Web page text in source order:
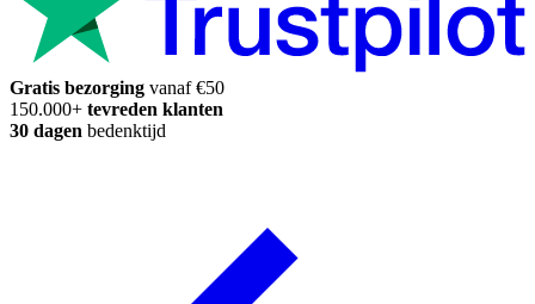
Gratis bezorging vanaf €50
150.000+ tevreden klanten
30 dagen bedenktijd